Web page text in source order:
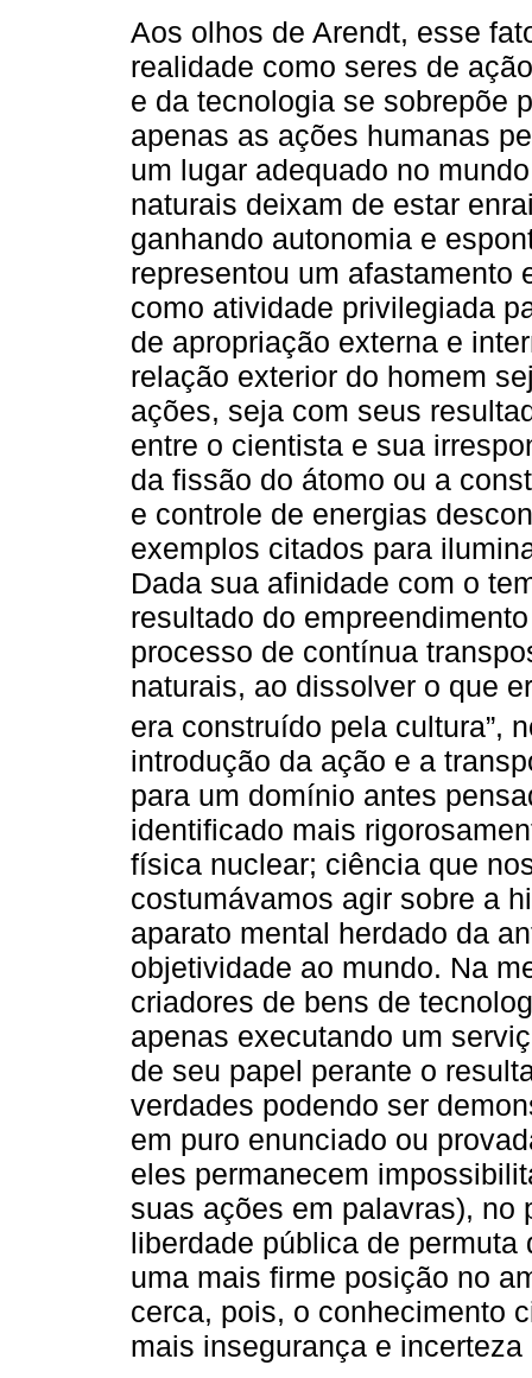
Aos olhos de Arendt, esse
realidade como seres de
e da tecnologia se sobrepõe
apenas as ações humanas
um lugar adequado no
naturais deixam de estar
ganhando autonomia e
representou um afastamento
como atividade privilegiada
de apropriação externa e
relação exterior do homem
ações, seja com seus
entre o cientista e sua
da fissão do átomo ou a
e controle de energias
exemplos citados para
Dada sua afinidade com o
resultado do
processo de contínua
naturais, ao dissolver o que
era construído pela cultura”,
introdução da ação e a
para um domínio antes
identificado mais
física nuclear; ciência que
costumávamos agir sobre a
aparato mental herdado da
objetividade ao mundo. Na
criadores de bens de
apenas executando um
de seu papel perante o
verdades podendo ser
em puro enunciado ou
eles permanecem
suas ações em palavras), no
liberdade pública de
uma mais firme posição no
cerca, pois, o conhecimento
mais insegurança e